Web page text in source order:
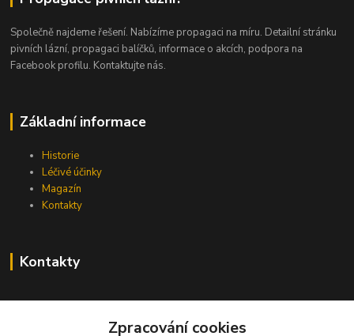
Společně najdeme řešení. Nabízíme propagaci na míru. Detailní stránku
pivních lázní, propagaci balíčků, informace o akcích, podpora na
Facebook profilu. Kontaktujte nás.
Základní informace
Historie
Léčivé účinky
Magazín
Kontakty
Kontakty
Zpracování cookies